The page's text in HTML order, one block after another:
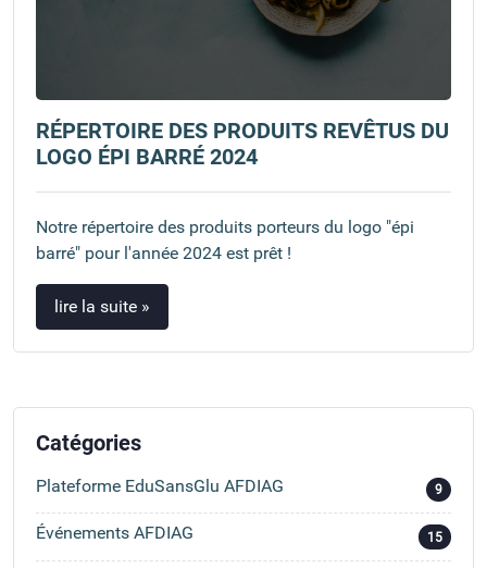
RÉPERTOIRE DES PRODUITS REVÊTUS DU
LOGO ÉPI BARRÉ 2024
Notre répertoire des produits porteurs du logo "épi
barré" pour l'année 2024 est prêt !
lire la suite »
Catégories
Plateforme EduSansGlu AFDIAG 9
Événements AFDIAG 15